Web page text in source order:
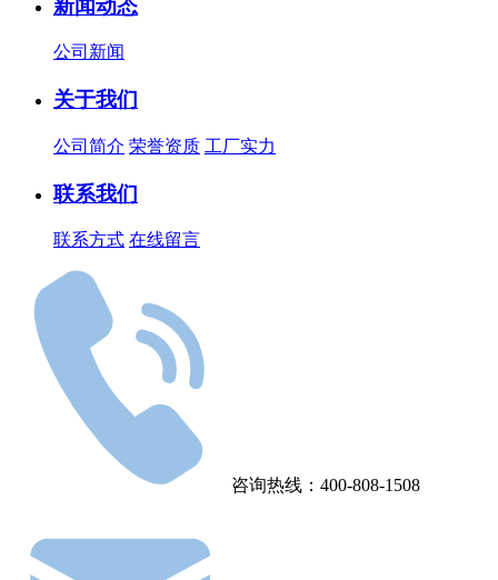
新闻动态
公司新闻
关于我们
公司简介 荣誉资质 工厂实力
联系我们
联系方式 在线留言
咨询热线：400-808-1508